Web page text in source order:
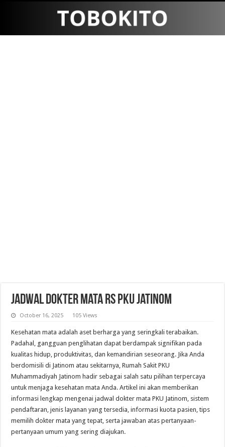
Jadwal Dokter Mata RS PKU Jatinom
October 16, 2025 105 Views
Kesehatan mata adalah aset berharga yang seringkali terabaikan.
Padahal, gangguan penglihatan dapat berdampak signifikan pada
kualitas hidup, produktivitas, dan kemandirian seseorang. Jika Anda
berdomisili di Jatinom atau sekitarnya, Rumah Sakit PKU
Muhammadiyah Jatinom hadir sebagai salah satu pilihan terpercaya
untuk menjaga kesehatan mata Anda. Artikel ini akan memberikan
informasi lengkap mengenai jadwal dokter mata PKU Jatinom, sistem
pendaftaran, jenis layanan yang tersedia, informasi kuota pasien, tips
memilih dokter mata yang tepat, serta jawaban atas pertanyaan-
pertanyaan umum yang sering diajukan.